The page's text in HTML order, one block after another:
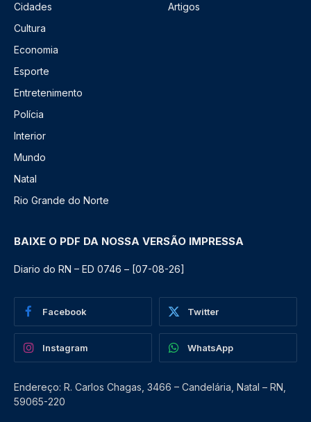
Cidades
Cultura
Economia
Esporte
Entretenimento
Polícia
Interior
Mundo
Natal
Rio Grande do Norte
Artigos
BAIXE O PDF DA NOSSA VERSÃO IMPRESSA
Diario do RN – ED 0746 – [07-08-26]
Facebook Twitter
Instagram WhatsApp
Endereço: R. Carlos Chagas, 3466 – Candelária, Natal – RN,
59065-220